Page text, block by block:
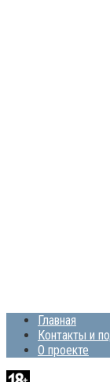
Главная
Контакты и
О проекте